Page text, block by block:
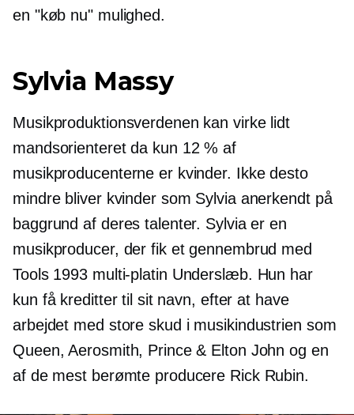
en "køb nu" mulighed.
Sylvia Massy
Musikproduktionsverdenen kan virke lidt
mandsorienteretda kun 12 % af
musikproducenterne er kvinder. Ikke desto
mindre bliver kvinder som Sylvia anerkendt på
baggrund af deres talenter. Sylvia er en
musikproducer, der fik et gennembrud med
Tools 1993 multi-platin Underslæb. Hun har
kun få kreditter til sit navn, efter at have
arbejdet med store skud i musikindustrien som
Queen, Aerosmith, Prince & Elton John og en
af ​​de mest berømte producere Rick Rubin.